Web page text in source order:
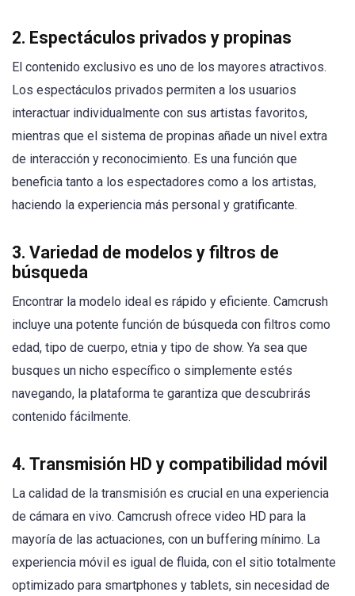
2. Espectáculos privados y propinas
El contenido exclusivo es uno de los mayores atractivos.
Los espectáculos privados permiten a los usuarios
interactuar individualmente con sus artistas favoritos,
mientras que el sistema de propinas añade un nivel extra
de interacción y reconocimiento. Es una función que
beneficia tanto a los espectadores como a los artistas,
haciendo la experiencia más personal y gratificante.
3. Variedad de modelos y filtros de
búsqueda
Encontrar la modelo ideal es rápido y eficiente. Camcrush
incluye una potente función de búsqueda con filtros como
edad, tipo de cuerpo, etnia y tipo de show. Ya sea que
busques un nicho específico o simplemente estés
navegando, la plataforma te garantiza que descubrirás
contenido fácilmente.
4. Transmisión HD y compatibilidad móvil
La calidad de la transmisión es crucial en una experiencia
de cámara en vivo. Camcrush ofrece video HD para la
mayoría de las actuaciones, con un buffering mínimo. La
experiencia móvil es igual de fluida, con el sitio totalmente
optimizado para smartphones y tablets, sin necesidad de